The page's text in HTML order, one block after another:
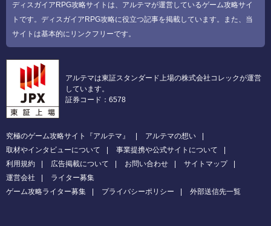
ディスガイアRPG攻略サイトは、アルテマが運営しているゲーム攻略サイ
トです。ディスガイアRPG攻略に役立つ記事を掲載しています。また、当
サイトは基本的にリンクフリーです。
アルテマは東証スタンダード上場の株式会社コレックが運営
しています。
証券コード：6578
究極のゲーム攻略サイト『アルテマ』
アルテマの想い
取材やインタビューについて
事業提携や公式サイトについて
利用規約
広告掲載について お問い合わせ
サイトマップ
運営会社
ライター募集
ゲーム攻略ライター募集
プライバシーポリシー 外部送信先一覧